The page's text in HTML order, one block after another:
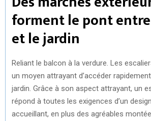
forment le pont
et le jardin
Reliant le balcon à la verdure. Les
un moyen attrayant d’accéder
jardin. Grâce à son aspect attrayant, un
répond à toutes les exigences d’un
accueillant, en plus des agréables